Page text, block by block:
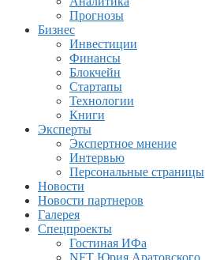
Прогнозы
Бизнес
Инвестиции
Финансы
Блокчейн
Стартапы
Технологии
Книги
Эксперты
Экспертное мнение
Интервью
Персональные страницы
Новости
Новости партнеров
Галерея
Спецпроекты
Гостиная ИФа
NFT Юрия Аратовского